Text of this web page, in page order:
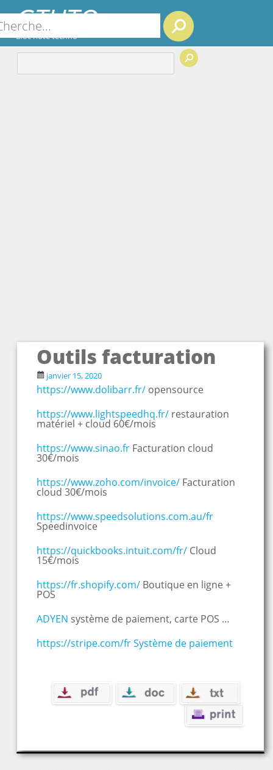
GTUTO
Bloc note techno
Search
Outils facturation
janvier 15, 2020
https://www.dolibarr.fr/ opensource
https://www.lightspeedhq.fr/ restauration
matériel + cloud 60€/mois
https://www.sinao.fr Facturation cloud
30€/mois
https://www.zoho.com/invoice/ Facturation
cloud 30€/mois
https://www.speedsolutions.com.au/fr
Speedinvoice
https://quickbooks.intuit.com/fr/ Cloud
15€/mois
https://fr.shopify.com/ Boutique en ligne +
POS
ADYEN système de paiement, carte POS …
https://stripe.com/fr Système de paiement